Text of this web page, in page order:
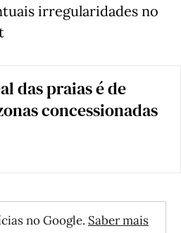
irregularidades no
das praias é de
concessionadas
no Google. Saber mais